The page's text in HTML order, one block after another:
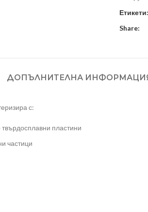
Етикети:
Share:
ДОПЪЛНИТЕЛНА
с:
пластини
частици